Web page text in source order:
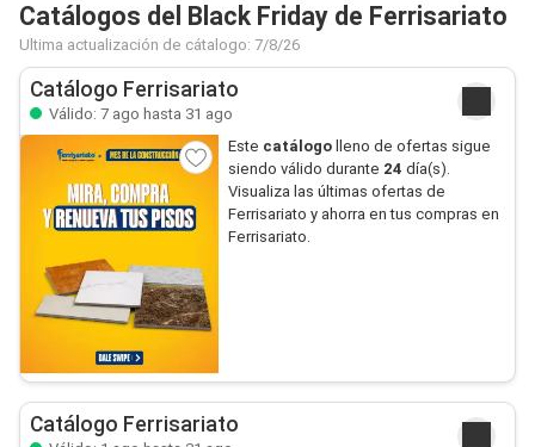
Catálogos del Black Friday de Ferrisariato
Ultima actualización de cátalogo: 7/8/26
Catálogo Ferrisariato
Válido: 7 ago hasta 31 ago
Este catálogo lleno de ofertas sigue
siendo válido durante 24 día(s).
Visualiza las últimas ofertas de
Ferrisariato y ahorra en tus compras en
Ferrisariato.
Catálogo Ferrisariato